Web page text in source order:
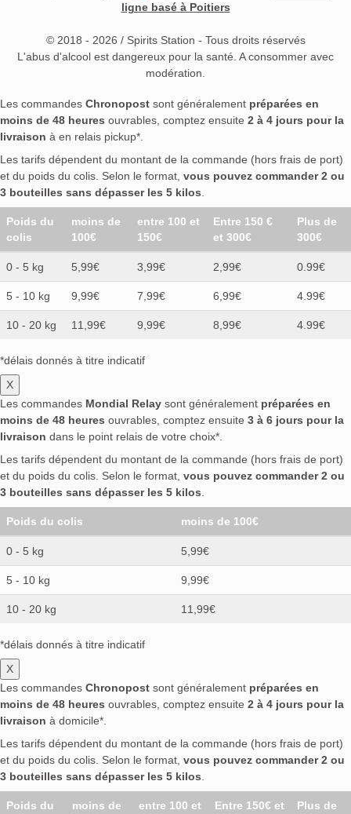
ligne basé à Poitiers
© 2018 - 2026 / Spirits Station - Tous droits réservés
L'abus d'alcool est dangereux pour la santé. A consommer avec
modération.
Les commandes Chronopost sont généralement préparées en
moins de 48 heures ouvrables, comptez ensuite 2 à 4 jours pour la
livraison à en relais pickup*.
Les tarifs dépendent du montant de la commande (hors frais de port)
et du poids du colis. Selon le format, vous pouvez commander 2 ou
3 bouteilles sans dépasser les 5 kilos
Poids du
colis
moins de
100€
entre 100 et
150€
Entre 150 €
et 300€
Plus de
300€
0 - 5 kg 5,99€ 3,99€ 2,99€ 0.99€
5 - 10 kg 9,99€ 7,99€ 6,99€ 4.99€
10 - 20 kg 11,99€ 9,99€ 8,99€ 4.99€
*délais donnés à titre indicatif
X
Les commandes Mondial Relay sont généralement préparées en
moins de 48 heures ouvrables, comptez ensuite 3 à 6 jours pour la
livraison dans le point relais de votre choix*.
Les tarifs dépendent du montant de la commande (hors frais de port)
et du poids du colis. Selon le format, vous pouvez commander 2 ou
3 bouteilles sans dépasser les 5 kilos
Poids du colis moins de 100€
0 - 5 kg 5,99€
5 - 10 kg 9,99€
10 - 20 kg 11,99€
*délais donnés à titre indicatif
X
Les commandes Chronopost sont généralement préparées en
moins de 48 heures ouvrables, comptez ensuite 2 à 4 jours pour la
livraison à domicile*.
Les tarifs dépendent du montant de la commande (hors frais de port)
et du poids du colis. Selon le format, vous pouvez commander 2 ou
3 bouteilles sans dépasser les 5 kilos
Poids du
moins de
entre 100 et
Entre 150€ et
Plus de